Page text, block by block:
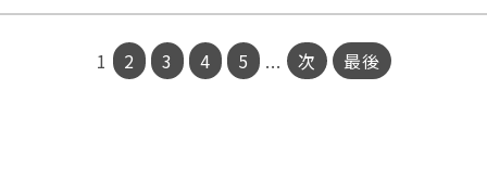
1 2 3 4 5 ... 次 最後